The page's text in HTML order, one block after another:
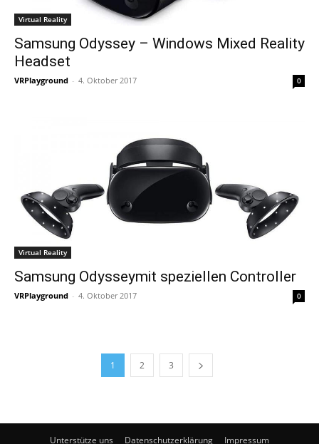
Virtual Reality
Samsung Odyssey – Windows Mixed Reality
Headset
VRPlayground - 4. Oktober 2017 0
Virtual Reality
Samsung Odysseymit speziellen Controller
VRPlayground - 4. Oktober 2017 0
1 2 3
Unterstütze uns Datenschutzerklärung Impressum